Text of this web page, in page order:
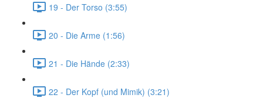
19 - Der Torso (3:55)
20 - Die Arme (1:56)
21 - Die Hände (2:33)
22 - Der Kopf (und Mimik) (3:21)